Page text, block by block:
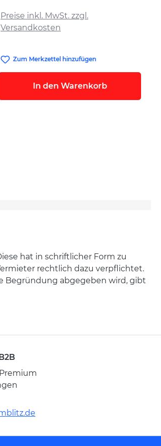
Preise inkl. MwSt. zzgl.
Versandkosten
Zum Merkzettel hinzufügen
In den Warenkorb
hat in schriftlicher Form zu
rechtlich dazu verpflichtet.
Begründung abgegeben wird, gibt